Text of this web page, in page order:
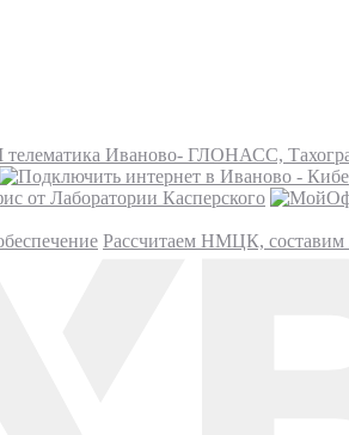
от Лаборатории Касперского
Рассчитаем НМЦК,